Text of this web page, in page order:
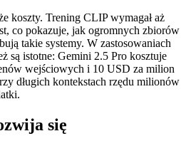
koszty. Trening CLIP wymagał aż
co pokazuje, jak ogromnych zbiorów
takie systemy. W zastosowaniach
są istotne: Gemini 2.5 Pro kosztuje
wejściowych i 10 USD za milion
długich kontekstach rzędu milionów
się